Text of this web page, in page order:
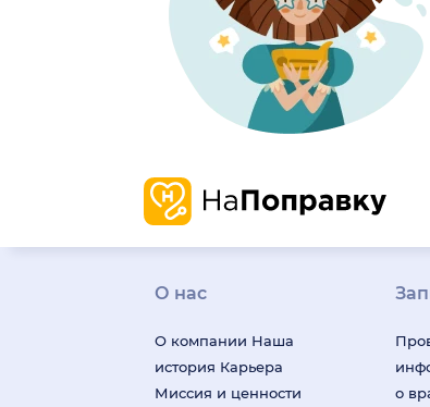
О нас
О компании Наша
история Карьера
Миссия и ценности
о